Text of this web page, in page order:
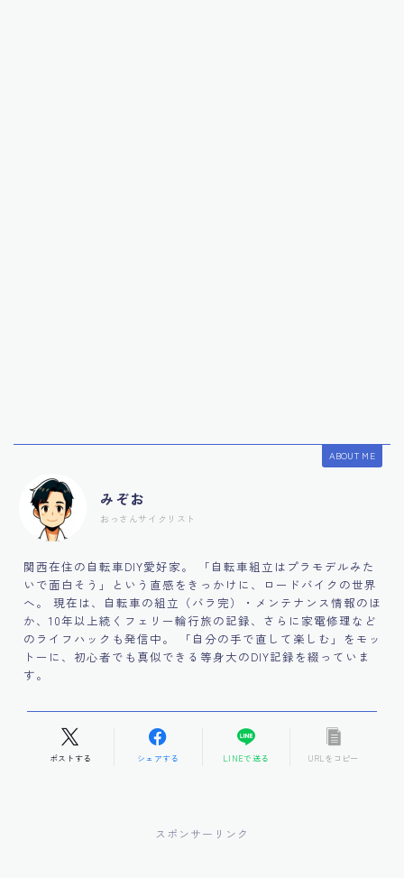
ABOUT ME
みぞお
おっさんサイクリスト
関西在住の自転車DIY愛好家。 「自転車組立はプラモデルみた
いで面白そう」という直感をきっかけに、ロードバイクの世界
へ。 現在は、自転車の組立（バラ完）・メンテナンス情報のほ
か、10年以上続くフェリー輪行旅の記録、さらに家電修理など
のライフハックも発信中。 「自分の手で直して楽しむ」をモッ
トーに、初心者でも真似できる等身大のDIY記録を綴っていま
す。
ポストする シェアする LINEで送る URLをコピー
スポンサーリンク